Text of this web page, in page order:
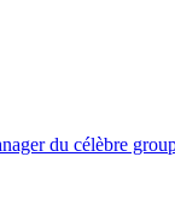
du célèbre